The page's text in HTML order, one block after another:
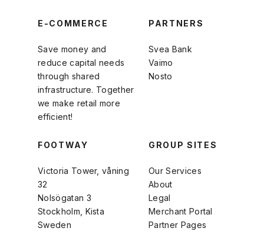
E-COMMERCE
Save money and
reduce capital needs
through shared
infrastructure. Together
we make retail more
efficient!
PARTNERS
Svea Bank
Vaimo
Nosto
FOOTWAY
Victoria Tower, våning
32
Nolsögatan 3
Stockholm, Kista
Sweden
GROUP SITES
Our Services
About
Legal
Merchant Portal
Partner Pages